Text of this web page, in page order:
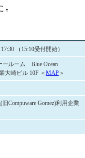
（15:10受付開始）
ルーム Blue Ocean
大崎ビル 10F ＜ MAP＞
旧Compuware Gomez)利用企